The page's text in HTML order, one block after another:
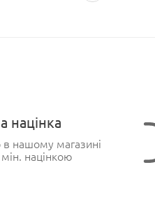
націнка
в нашому магазині
націнкою